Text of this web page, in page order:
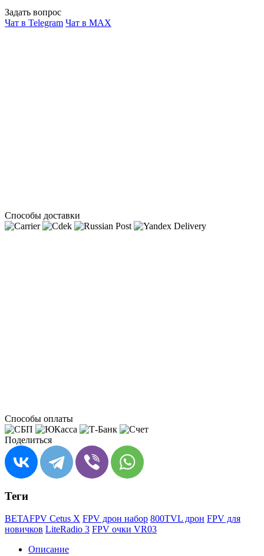
Задать вопрос
Чат в Telegram Чат в MAX
Способы доставки
Способы оплаты
Поделиться
Теги
BETAFPV Cetus X FPV дрон набор 800TVL дрон FPV для
новичков LiteRadio 3 FPV очки VR03
Описание